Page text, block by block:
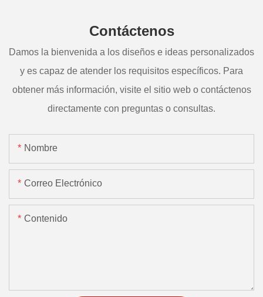
Contáctenos
Damos la bienvenida a los diseños e ideas personalizados
y es capaz de atender los requisitos específicos. Para
obtener más información, visite el sitio web o contáctenos
directamente con preguntas o consultas.
Nombre
Correo Electrónico
Contenido